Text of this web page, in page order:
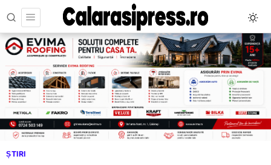
ȘTIRI